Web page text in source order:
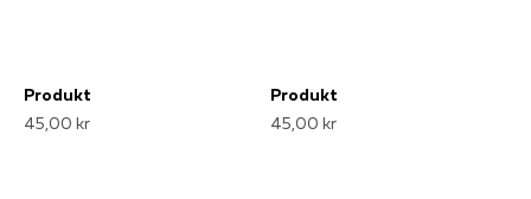
Produkt
45,00 kr
Produkt
45,00 kr